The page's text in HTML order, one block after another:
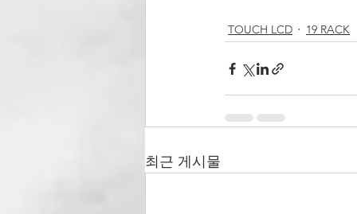
TOUCH LCD 19 RACK
최근 게시물